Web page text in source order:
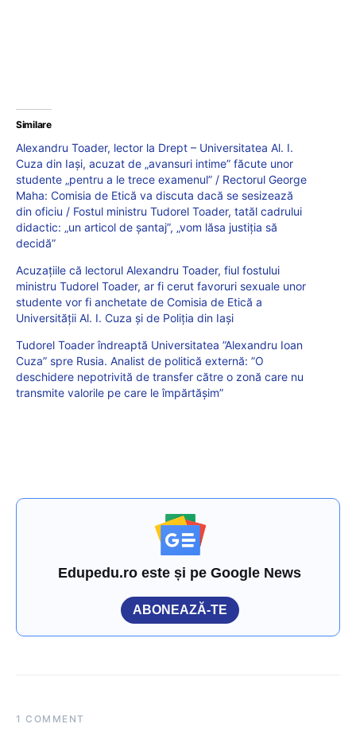
Similare
Alexandru Toader, lector la Drept – Universitatea Al. I.
Cuza din Iași, acuzat de „avansuri intime” făcute unor
studente „pentru a le trece examenul” / Rectorul George
Maha: Comisia de Etică va discuta dacă se sesizează
din oficiu / Fostul ministru Tudorel Toader, tatăl cadrului
didactic: „un articol de șantaj”, „vom lăsa justiția să
decidă”
Acuzațiile că lectorul Alexandru Toader, fiul fostului
ministru Tudorel Toader, ar fi cerut favoruri sexuale unor
studente vor fi anchetate de Comisia de Etică a
Universității Al. I. Cuza și de Poliția din Iași
Tudorel Toader îndreaptă Universitatea ”Alexandru Ioan
Cuza” spre Rusia. Analist de politică externă: ”O
deschidere nepotrivită de transfer către o zonă care nu
transmite valorile pe care le împărtășim”
Edupedu.ro este și pe Google News
ABONEAZĂ-TE
1 COMMENT